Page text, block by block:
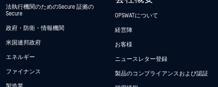
法執行機関のためのSecure 証拠の
Secure
政府・防衛・情報機関
米国連邦政府
エネルギー
ファイナンス
OPSWATについて
経営陣
お客様
ニュースレター登録
製品のコンプライアンスおよび認証